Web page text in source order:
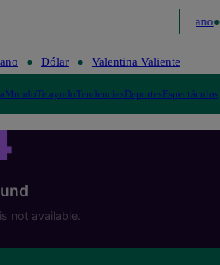
Fútbol peruano
Dólar Valentina Valiente
MundoTe ayudoTendenciasDeportesEspectáculos